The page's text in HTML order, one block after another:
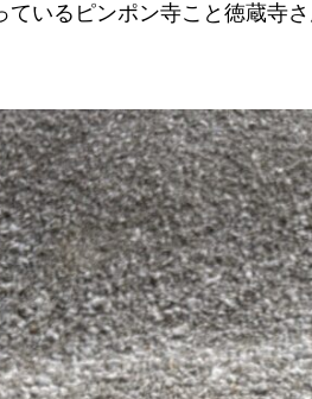
ているピンポン寺こと徳蔵寺